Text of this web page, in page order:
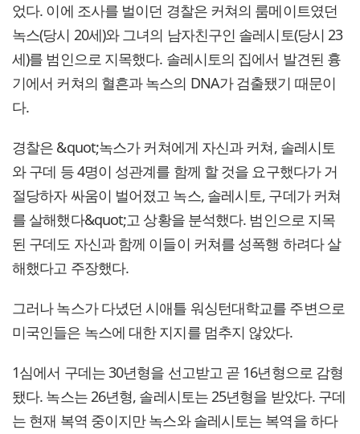
었다. 이에 조사를 벌이던 경찰은 커쳐의 룸메이트였던
녹스(당시 20세)와 그녀의 남자친구인 솔레시토(당시 23
세)를 범인으로 지목했다. 솔레시토의 집에서 발견된 흉
기에서 커쳐의 혈흔과 녹스의 DNA가 검출됐기 때문이
다.
경찰은 &quot;녹스가 커쳐에게 자신과 커쳐, 솔레시토
와 구데 등 4명이 성관계를 함께 할 것을 요구했다가 거
절당하자 싸움이 벌어졌고 녹스, 솔레시토, 구데가 커쳐
를 살해했다&quot;고 상황을 분석했다. 범인으로 지목
된 구데도 자신과 함께 이들이 커쳐를 성폭행 하려다 살
해했다고 주장했다.
그러나 녹스가 다녔던 시애틀 워싱턴대학교를 주변으로
미국인들은 녹스에 대한 지지를 멈추지 않았다.
1심에서 구데는 30년형을 선고받고 곧 16년형으로 감형
됐다. 녹스는 26년형, 솔레시토는 25년형을 받았다. 구데
는 현재 복역 중이지만 녹스와 솔레시토는 복역을 하다